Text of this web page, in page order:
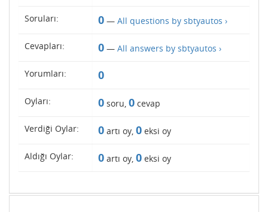
Soruları: 0 — All questions by sbtyautos ›
Cevapları: 0 — All answers by sbtyautos ›
Yorumları: 0
Oyları: 0 soru, 0 cevap
Verdiği Oylar: 0 artı oy, 0 eksi oy
Aldığı Oylar: 0 artı oy, 0 eksi oy